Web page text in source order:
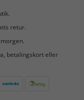
retur.
betalingskort eller